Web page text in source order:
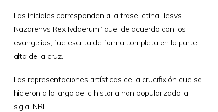
Las iniciales corresponden a la frase latina “Iesvs
Nazarenvs Rex Ivdaerum” que, de acuerdo con los
evangelios, fue escrita de forma completa en la parte
alta de la cruz.
Las representaciones artísticas de la crucifixión que se
hicieron a lo largo de la historia han popularizado la
sigla INRI.